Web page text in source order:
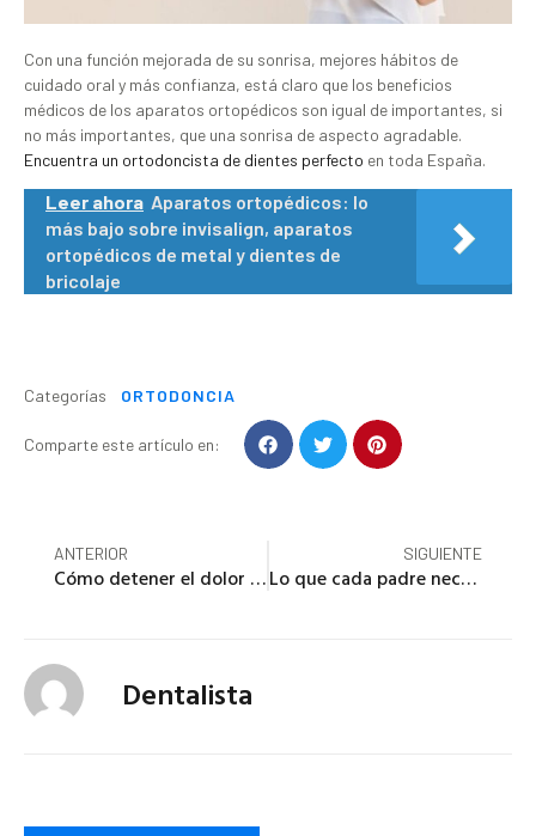
Con una función mejorada de su sonrisa, mejores hábitos de
cuidado oral y más confianza, está claro que los beneficios
médicos de los aparatos ortopédicos son igual de importantes, si
no más importantes, que una sonrisa de aspecto agradable.
Encuentra un ortodoncista de dientes perfecto en toda España.
Leer ahora Aparatos ortopédicos: lo
más bajo sobre invisalign, aparatos
ortopédicos de metal y dientes de
bricolaje
Categorías ORTODONCIA
Comparte este artículo en:
ANTERIOR
Cómo detener el dolor de dientes
SIGUIENTE
Lo que cada padre necesita saber sobre dientes permanentes
Dentalista